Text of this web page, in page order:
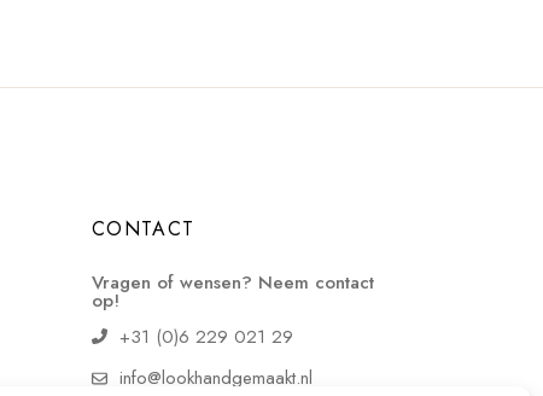
CONTACT
Vragen of wensen? Neem contact
op!
+31 (0)6 229 021 29
info@lookhandgemaakt.nl